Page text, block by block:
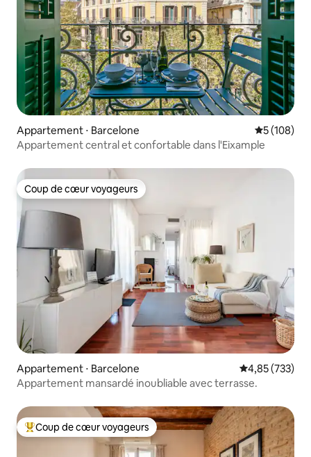
Appartement ⋅ Barcelone Évaluation
5 (108)
Appartement central et confortable dans l'Eixample
Coup de cœur voyageurs
Coup de cœur voyageurs
Appartement ⋅ Barcelone Évaluation
4,85 (733)
Appartement mansardé inoubliable avec terrasse.
Coups de cœur voyageurs les plus appréciés
Coup de cœur voyageurs